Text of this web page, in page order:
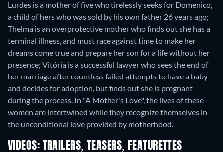
Lurdes is a mother of five who tirelessly seeks for Domenico,
a child of hers who was sold by his own father 26 years ago;
Thelma is an overprotective mother who finds out she has a
terminal illness, and must race against time to make her
dreams come true and prepare her son for a life without her
presence; Vitória is a successful lawyer who sees the end of
her marriage after countless failed attempts to have a baby
and decides for adoption, but finds out she is pregnant
during the process. In "A Mother's Love", the lives of these
women are intertwined while they recognize themselves in
the unconditional love provided by motherhood.
VIDEOS: TRAILERS, TEASERS, FEATURETTES